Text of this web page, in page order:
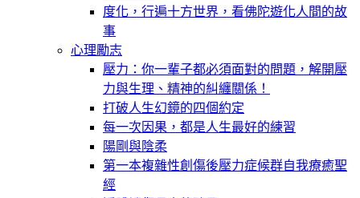
度化，行遍十方世界，看佛陀遊化人間的故
事
心理勵志
壓力：你一輩子都必須面對的問題，解開壓
力與生理、精神的糾纏關係！
打破人生幻鏡的四個約定
每一次因果，都是人生最好的練習
陽剛與陰柔
第一本複雜性創傷後壓力症候群自我療癒聖
經